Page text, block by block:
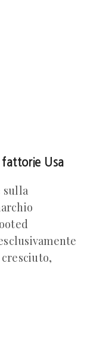
Usa
sulla